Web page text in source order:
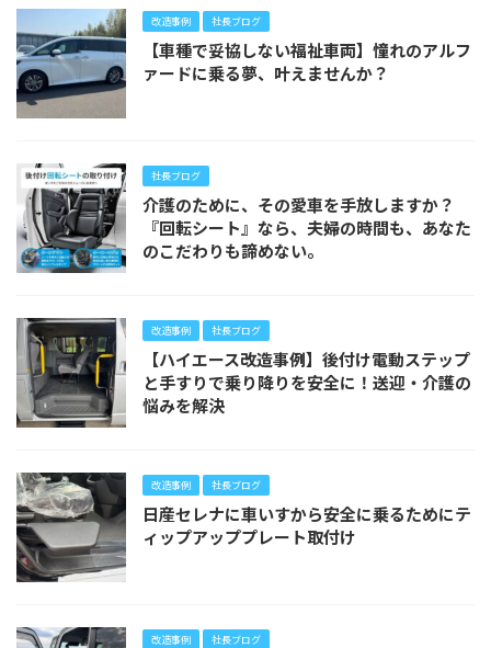
改造事例 社長ブログ
【車種で妥協しない福祉車両】憧れのアルフ
ァードに乗る夢、叶えませんか？
社長ブログ
介護のために、その愛車を手放しますか？
『回転シート』なら、夫婦の時間も、あなた
のこだわりも諦めない。
改造事例 社長ブログ
【ハイエース改造事例】後付け電動ステップ
と手すりで乗り降りを安全に！送迎・介護の
悩みを解決
改造事例 社長ブログ
日産セレナに車いすから安全に乗るためにテ
ィップアッププレート取付け
改造事例 社長ブログ